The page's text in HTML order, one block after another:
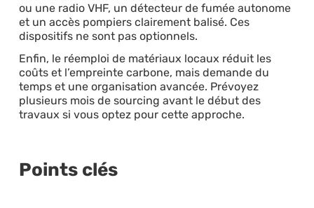
ou une radio VHF, un détecteur de fumée autonome
et un accès pompiers clairement balisé. Ces
dispositifs ne sont pas optionnels.
Enfin, le réemploi de matériaux locaux réduit les
coûts et l’empreinte carbone, mais demande du
temps et une organisation avancée. Prévoyez
plusieurs mois de sourcing avant le début des
travaux si vous optez pour cette approche.
Points clés